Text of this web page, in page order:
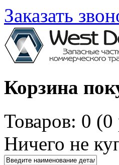
Заказать
Корзина
Товаров: 0 (0
Ничего не